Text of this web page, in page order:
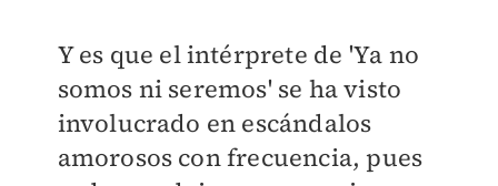
Y es que el intérprete de 'Ya no
somos ni seremos' se ha visto
involucrado en escándalos
amorosos con frecuencia, pues